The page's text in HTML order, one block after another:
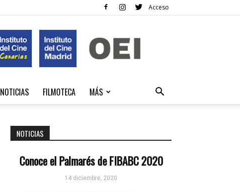
Acceso
NOTICIAS FILMOTECA MÁS
NOTICIAS
Conoce el Palmarés de FIBABC 2020
14 diciembre, 2020